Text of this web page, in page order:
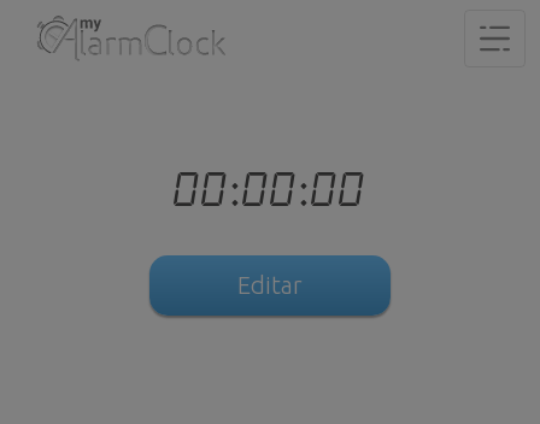
00:00:00
Editar